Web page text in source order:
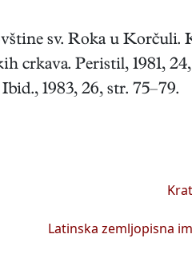
sv. Roka u Korčuli.
crkava. Peristil, 1981,
1983, 26, str. 75–79.
Latinska zemljopisna